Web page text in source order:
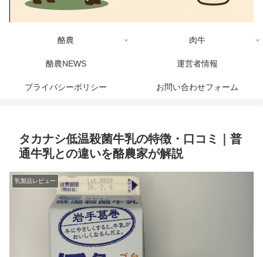
酪農 肉牛
酪農NEWS 運営者情報
プライバシーポリシー お問い合わせフォーム
タカナシ低温殺菌牛乳の特徴・口コミ｜普
通牛乳との違いを酪農家が解説
乳製品レビュー